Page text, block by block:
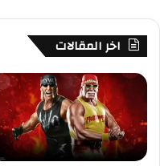
اخر المقالات